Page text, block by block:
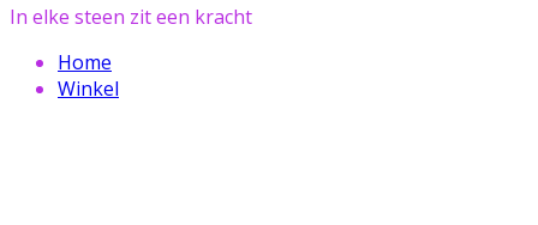
In elke steen zit een kracht
Home
Winkel